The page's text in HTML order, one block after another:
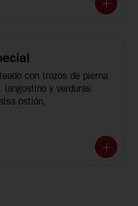
con trozos de pierna
langostino y verduras
ostión.